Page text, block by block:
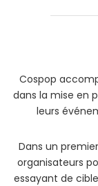
Cospop
dans la mise en
leurs
Dans un
organisateurs
essayant de